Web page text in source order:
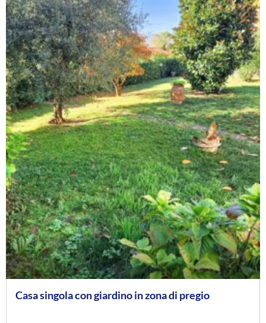
Casa singola con giardino in zona di pregio